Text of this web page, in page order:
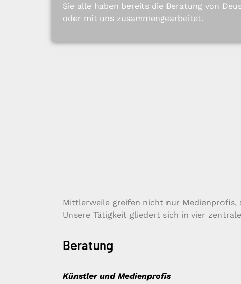
Sie alle haben bereits die Beratung von
oder mit uns zusammengearbeitet.
Mittlerweile greifen nicht nur Medienprofis,
Unsere Tätigkeit gliedert sich in vier
Beratung
Künstler und Medienprofis